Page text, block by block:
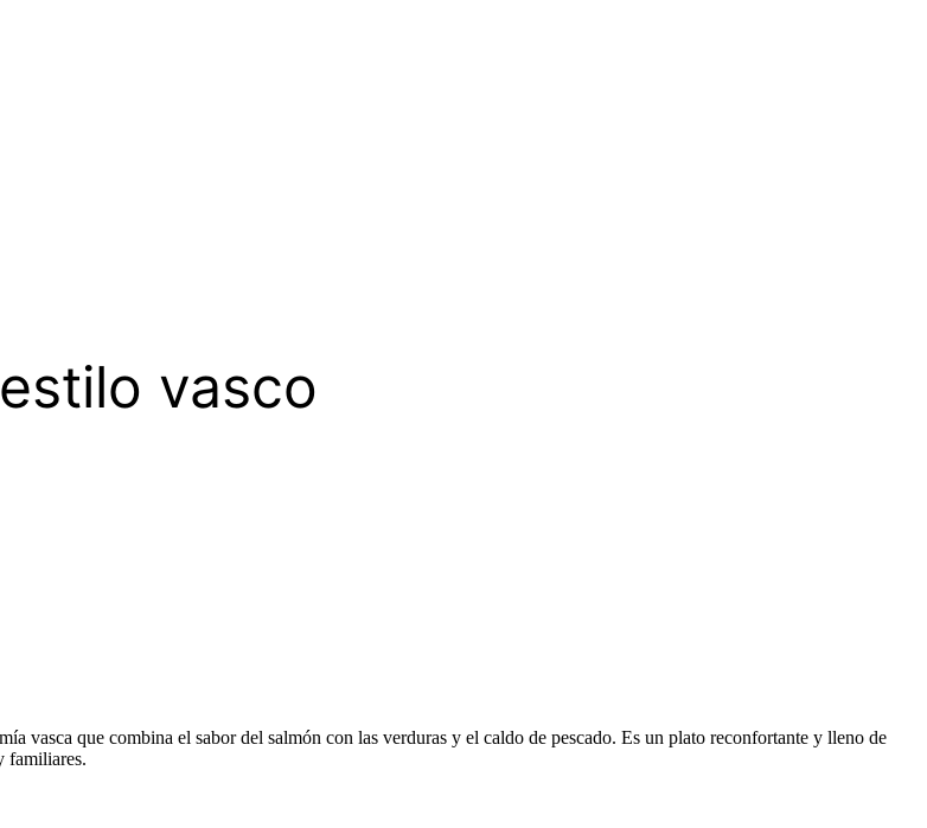
vasco
vasca que combina el sabor del salmón con las verduras y el caldo de pescado. Es un plato reconfortante y lleno de
familiares.